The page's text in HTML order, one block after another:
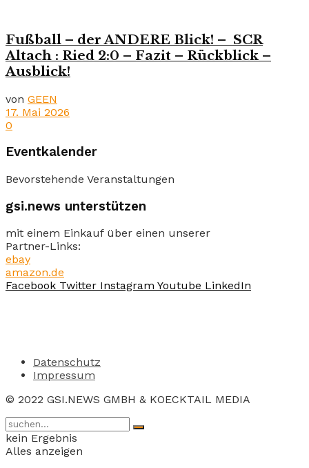
Fußball – der ANDERE Blick! – SCR
Altach : Ried 2:0 – Fazit – Rückblick –
Ausblick!
von GEEN
17. Mai 2026
0
Eventkalender
Bevorstehende Veranstaltungen
gsi.news unterstützen
mit einem Einkauf über einen unserer
Partner-Links:
ebay
amazon.de
Facebook Twitter Instagram Youtube LinkedIn
Datenschutz
Impressum
© 2022 GSI.NEWS GMBH & KOECKTAIL MEDIA
kein Ergebnis
Alles anzeigen